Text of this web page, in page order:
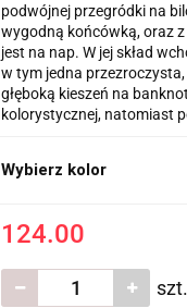
podwójnej przegródki na
wygodną końcówką, oraz
jest na nap. W jej skład
w tym jedna
głęboką kieszeń na
kolorystycznej, natomiast
Wybierz kolor
124.00
szt.